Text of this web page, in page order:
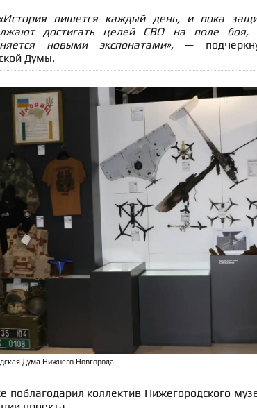
пишется каждый день, и пока
достигать целей СВО на поле боя,
новыми экспонатами»,—
Думы.
Дума Нижнего Новгорода
поблагодарил коллектив Нижегородского